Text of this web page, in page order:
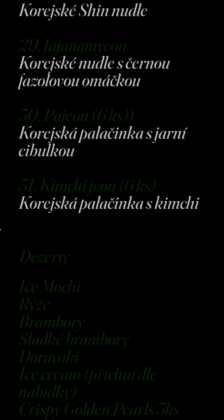
Korejské Shin nudle
29. Jajangmyeon
Korejské nudle s černou
fazolovou omáčkou
30. Pajeon (6 ks))
Korejská palačinka s jarní
cibulkou
31. Kimchi jeon (6 ks)
Korejská palačinka s kimchi
Dezerty
Ice Mochi
Rýže
Brambory
Sladké brambory
Dorayaki
Ice cream (příchuť dle
nabídky)
Crispy Golden Pearls 3ks